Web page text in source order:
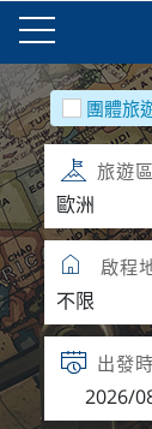
團體旅
旅遊
啟程
出發